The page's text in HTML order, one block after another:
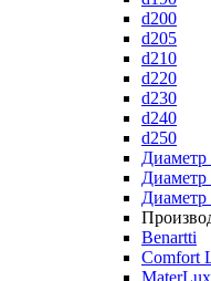
d200
d205
d210
d220
d230
d240
d250
Диаметр
Диаметр
Диаметр
Benartti
Comfort
MaterLux